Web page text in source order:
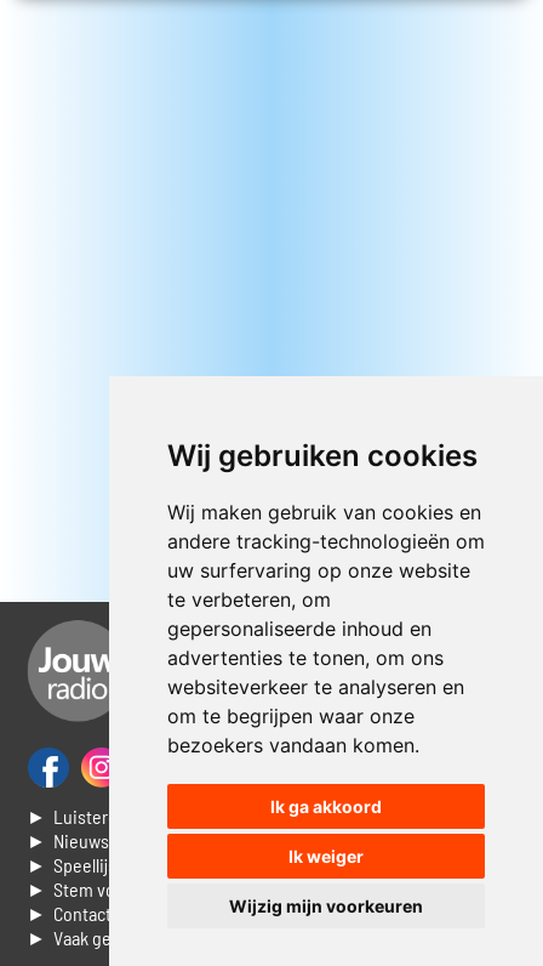
Wij gebruiken cookies
Wij maken gebruik van cookies en
andere tracking-technologieën om
uw surfervaring op onze website
te verbeteren, om
gepersonaliseerde inhoud en
advertenties te tonen, om ons
websiteverkeer te analyseren en
om te begrijpen waar onze
bezoekers vandaan komen.
Ik ga akkoord
Ik weiger
Wijzig mijn voorkeuren
► Luisteren naar Jouwradio
► Nieuws
► Speellijst
► Stem voor de Dag top 3
► Contacteer ons
► Vaak gestelde vragen